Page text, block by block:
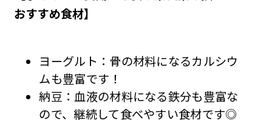
おすすめ食材】
ヨーグルト：骨の材料になるカルシウ
ムも豊富です！
納豆：血液の材料になる鉄分も豊富な
ので、継続して食べやすい食材です◎